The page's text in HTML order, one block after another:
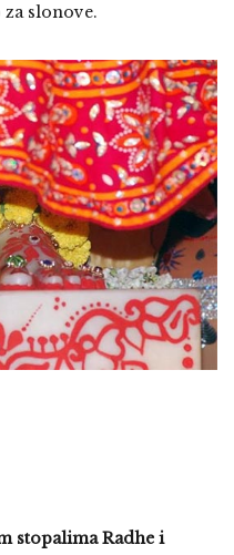
slonove.
stopalima Radhe i